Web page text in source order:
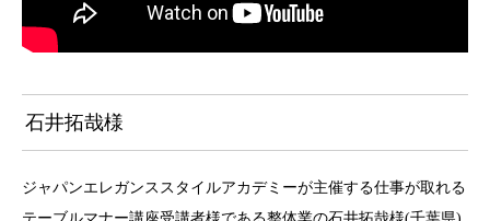
石井拓哉様
ジャパンエレガンススタイルアカデミーが主催する仕事が取れる